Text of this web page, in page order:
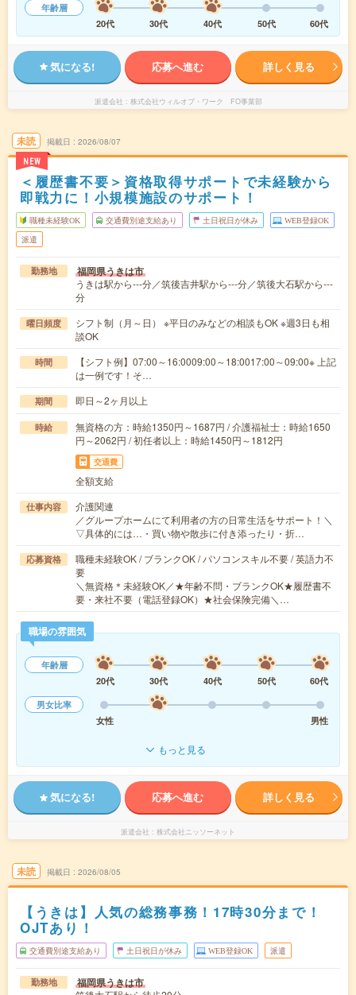
年齢層
20代
30代 40代 50代 60代
気になる! 応募へ進む 詳しく見る
派遣会社 株式会社ウィルオブ・ワーク FO事業部
未読
NEW
掲載日 2026/08/07
＜履歴書不要＞資格取得サポートで未経験から
即戦力に！小規模施設のサポート！
職種未経験OK 交通費別途支給あり 土日祝日が休み WEB登録OK
派遣
勤務地 福岡県うきは市
うきは駅から---分／筑後吉井駅から---分／筑後大石駅から---
分
曜日頻度
シフト制（月～日） ※平日のみなどの相談もOK ※週3日も相
談OK
時間
【シフト例】07:00～16:0009:00～18:0017:00～09:00※ 上記
は一例です！そ…
期間 即日～2ヶ月以上
時給
無資格の方：時給1350円～1687円 / 介護福祉士：時給1650
円～2062円 / 初任者以上：時給1450円～1812円
交通費
全額支給
仕事内容
介護関連
／グループホームにて利用者の方の日常生活をサポート！＼
▽具体的には…・買い物や散歩に付き添ったり・折…
応募資格
職種未経験OK / ブランクOK / パソコンスキル不要 / 英語力不
要
＼無資格＊未経験OK／★年齢不問・ブランクOK★履歴書不
要・来社不要（電話登録OK）★社会保険完備＼…
職場の雰囲気
年齢層
20代
30代 40代 50代
60代
男女比率
女性
男性
もっと見る
気になる! 応募へ進む 詳しく見る
派遣会社 株式会社ニッソーネット
未読 掲載日 2026/08/05
【うきは】人気の総務事務！17時30分まで！
OJTあり！
交通費別途支給あり 土日祝日が休み WEB登録OK 派遣
勤務地 福岡県うきは市